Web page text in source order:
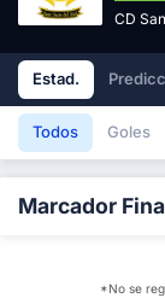
CD
Estad.
Todos Goles
Marcador
*No se